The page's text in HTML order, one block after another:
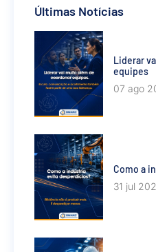
Últimas Notícias
Liderar
equipes
07 ago
Como a
31 jul